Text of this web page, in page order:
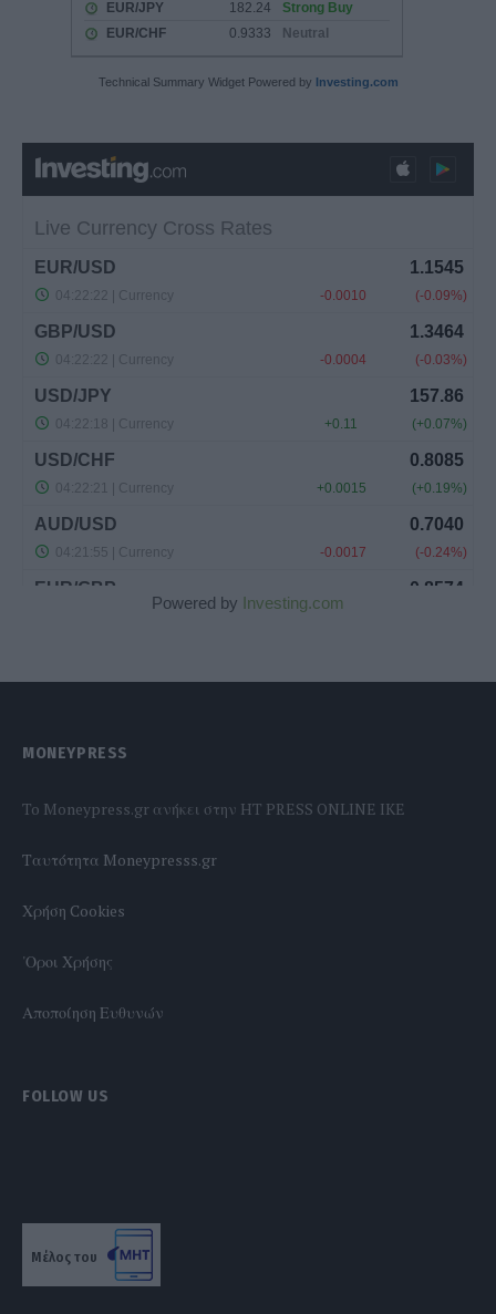
Technical Summary Widget Powered by Investing.com
Powered by Investing.com
MONEYPRESS
To Moneypress.gr ανήκει στην HT PRESS ONLINE IKE
Tαυτότητα Moneypresss.gr
Χρήση Cookies
'Οροι Χρήσης
Αποποίηση Ευθυνών
FOLLOW US
Μέλος του